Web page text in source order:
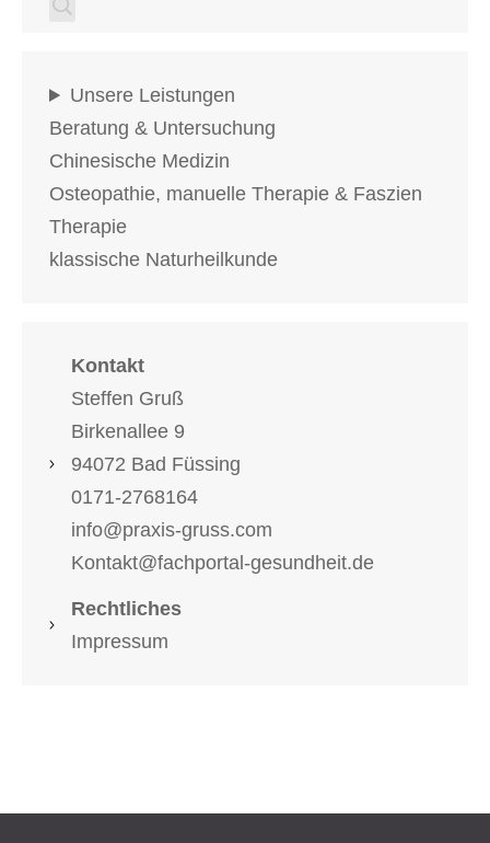
Unsere Leistungen
Beratung & Untersuchung
Chinesische Medizin
Osteopathie, manuelle Therapie & Faszien
Therapie
klassische Naturheilkunde
Kontakt
Steffen Gruß
Birkenallee 9
94072 Bad Füssing
0171-2768164
info@praxis-gruss.com
Kontakt@fachportal-gesundheit.de
Rechtliches
Impressum